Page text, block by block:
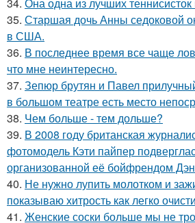
34. Она одна из лучших теннисисток
35. Старшая дочь Анны седоковой
в США.
36. В последнее время все чаще
что мне неинтересно.
37. Зепюр брутян и Павел
в большом театре есть место
38. Чем больше - тем дольше?
39. В 2008 году британская
фотомодель Кэти пайпер
организованной её бойфрендом
40. Не нужно лупить молотком и
показываю хитрость как легко
41. Женские соски больше мы не